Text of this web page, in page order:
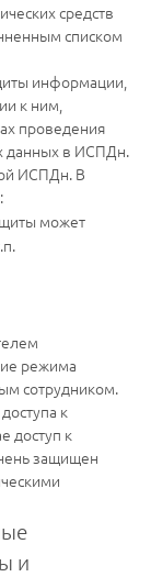
средств
списком
информации,
к ним,
проведения
данных в ИСПДн.
ИСПДн. В
может
режима
сотрудником.
к
доступ к
защищен
и